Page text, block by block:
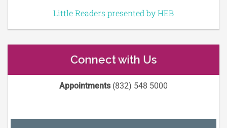
Little Readers presented by HEB
Connect with Us
Appointments(832) 548 5000